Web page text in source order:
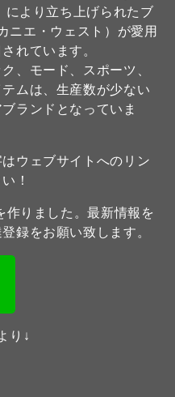
より立ち上げられたブ
ニエ・ウェスト）が愛用
れています。
、モード、スポーツ、
ムは、生産数が少ない
ランドとなっていま
ウェブサイトへのリン
！
りました。最新情報を
録をお願い致します。
り↓